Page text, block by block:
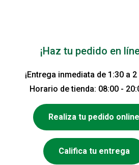
¡Haz tu pedido en
¡Entrega inmediata de 1:30 a
Horario de tienda: 08:00 -
Realiza tu pedido online
Califica tu entrega